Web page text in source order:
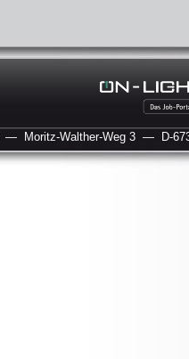
— Moritz-Walther-Weg 3 — D-